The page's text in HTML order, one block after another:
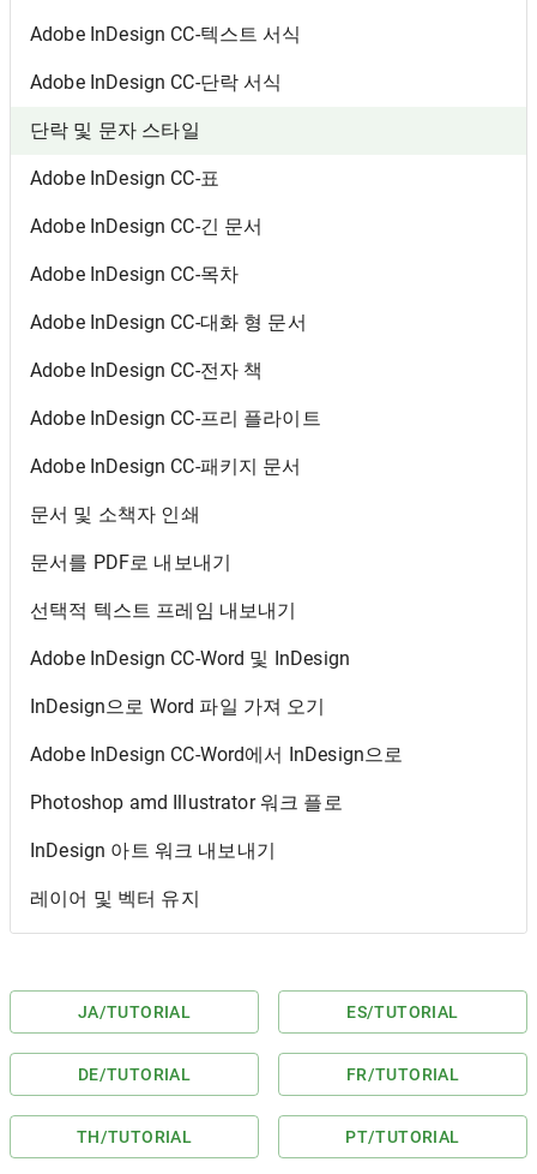
Adobe InDesign CC-텍스트 서식
Adobe InDesign CC-단락 서식
단락 및 문자 스타일
Adobe InDesign CC-표
Adobe InDesign CC-긴 문서
Adobe InDesign CC-목차
Adobe InDesign CC-대화 형 문서
Adobe InDesign CC-전자 책
Adobe InDesign CC-프리 플라이트
Adobe InDesign CC-패키지 문서
문서 및 소책자 인쇄
문서를 PDF로 내보내기
선택적 텍스트 프레임 내보내기
Adobe InDesign CC-Word 및 InDesign
InDesign으로 Word 파일 가져 오기
Adobe InDesign CC-Word에서 InDesign으로
Photoshop amd Illustrator 워크 플로
InDesign 아트 워크 내보내기
레이어 및 벡터 유지
JA/TUTORIAL ES/TUTORIAL
DE/TUTORIAL FR/TUTORIAL
TH/TUTORIAL PT/TUTORIAL